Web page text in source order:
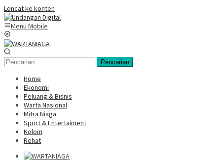
Loncat ke konten
Menu Mobile
Pencarian
Home
Ekonomi
Peluang & Bisnis
Warta Nasional
Mitra Niaga
Sport & Entertaiment
Kolom
Rehat